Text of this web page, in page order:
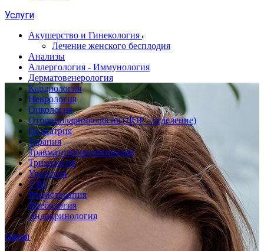
Услуги
Акушерство и Гинекология
Лечение женского бесплодия
Анализы
Аллергология - Иммунология
Дерматовенерология
Кардиология
Неврология
Онкология
Оториноларингология (ЛОР - отделение)
Педиатрия
Терапия
Травматология-ортопедия
Трихология
Урология
УЗИ
Физиотерапия
Флебология
Эндокринология
Цены